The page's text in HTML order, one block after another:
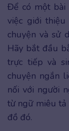
Để có một bài
việc giới
chuyện và sử
Hãy bắt đầu
trực tiếp và
chuyện ngắn
nối với người
từ ngữ miêu
đồ đó.